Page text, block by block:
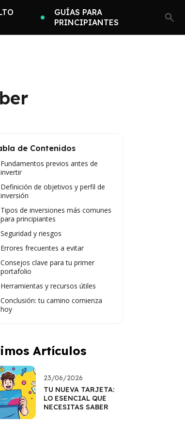
GUÍAS PARA
PRINCIPIANTES
de Contenidos
Fundamentos previos antes de
invertir
Definición de objetivos y perfil de
inversión
Tipos de inversiones más comunes
para principiantes
Seguridad y riesgos
Errores frecuentes a evitar
Consejos clave para tu primer
portafolio
Herramientas y recursos útiles
Conclusión: tu camino comienza
hoy
Artículos
23/06/2026
TU NUEVA TARJETA:
LO ESENCIAL QUE
NECESITAS SABER